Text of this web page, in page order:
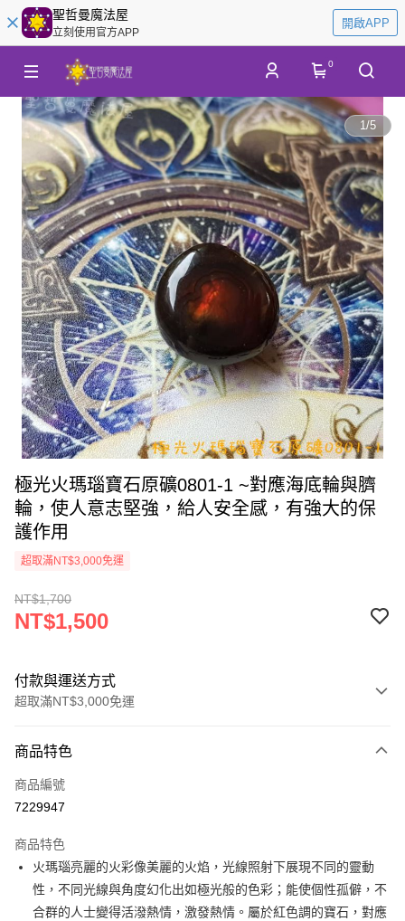
聖哲曼魔法屋
立刻使用官方APP
開啟APP
0
1/5
極光火瑪瑙寶石原礦0801-1 ~對應海底輪與臍
輪，使人意志堅強，給人安全感，有強大的保
護作用
超取滿NT$3,000免運
NT$1,700
NT$1,500
付款與運送方式
超取滿NT$3,000免運
信用卡一次付款
超商取貨付款
Apple Pay
街口支付
商品特色
商品編號
7229947
商品特色
火瑪瑙亮麗的火彩像美麗的火焰，光線照射下展現不同的靈動
性，不同光線與角度幻化出如極光般的色彩；能使個性孤僻，不
合群的人士變得活潑熱情，激發熱情。屬於紅色調的寶石，對應